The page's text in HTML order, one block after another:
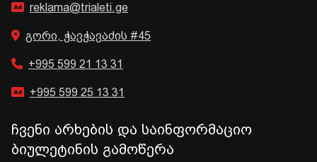
reklama@trialeti.ge
გორი, ჭავჭავაძის #45
+995 599 21 13 31
+995 599 25 13 31
ჩვენი არხების და საინფორმაციო
ბიულეტინის გამოწერა